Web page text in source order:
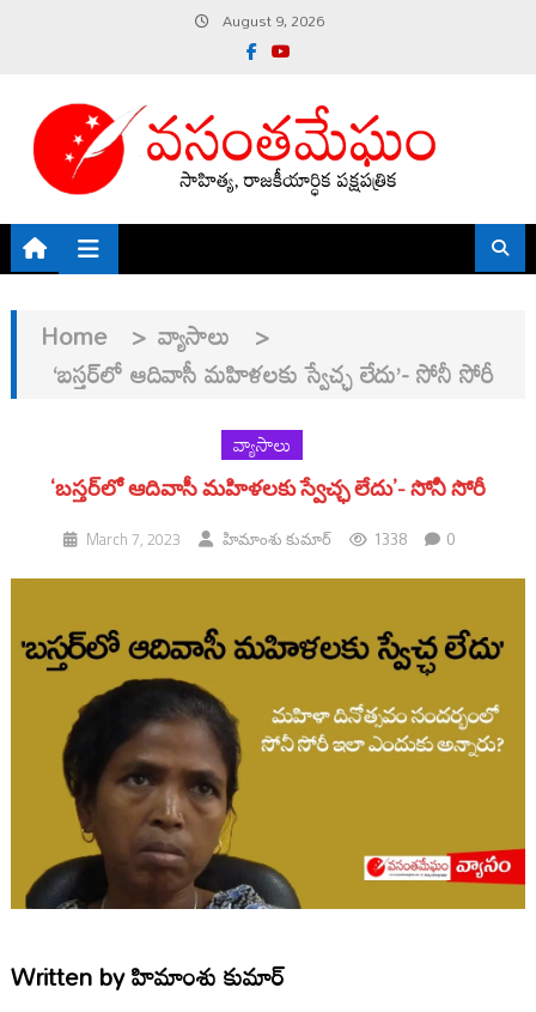
content
August 9, 2026
Home > వ్యాసాలు >
‘బస్తర్‌లో ఆదివాసీ మహిళలకు స్వేచ్ఛ లేదు’- సోనీ సోరీ
వ్యాసాలు
‘బస్తర్‌లో ఆదివాసీ మహిళలకు స్వేచ్ఛ లేదు’- సోనీ సోరీ
March 7, 2023 హిమాంశు కుమార్ 1338 0
Written byహిమాంశు కుమార్